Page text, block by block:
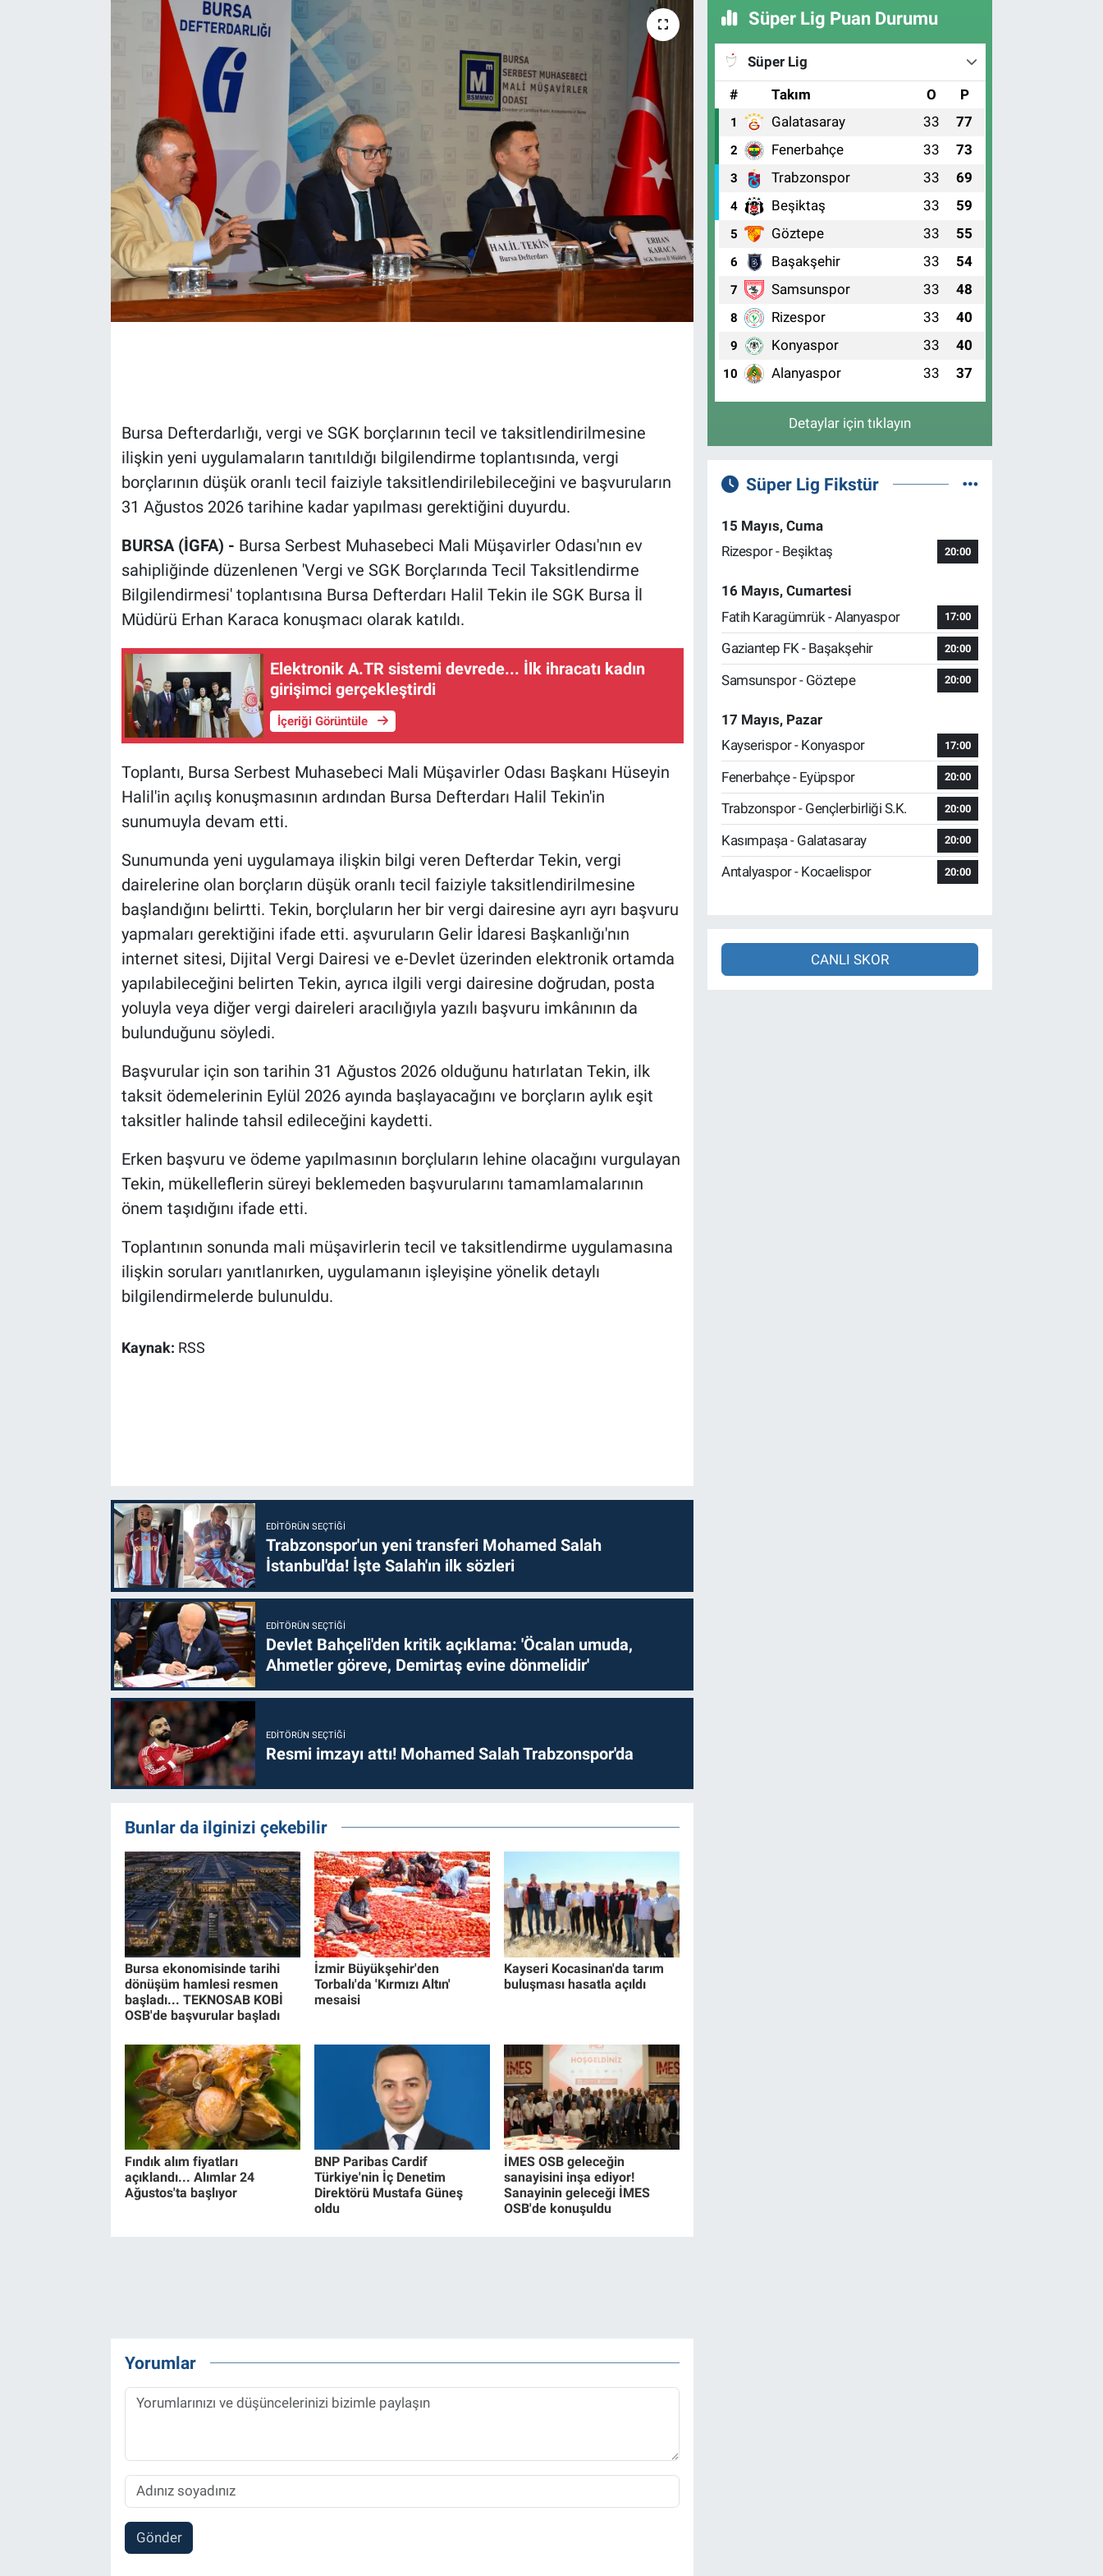
Bursa Defterdarlığı, vergi ve SGK borçlarının tecil ve taksitlendirilmesine
ilişkin yeni uygulamaların tanıtıldığı bilgilendirme toplantısında, vergi
borçlarının düşük oranlı tecil faiziyle taksitlendirilebileceğini ve başvuruların
31 Ağustos 2026 tarihine kadar yapılması gerektiğini duyurdu.
BURSA (İGFA) - Bursa Serbest Muhasebeci Mali Müşavirler Odası'nın ev
sahipliğinde düzenlenen 'Vergi ve SGK Borçlarında Tecil Taksitlendirme
Bilgilendirmesi' toplantısına Bursa Defterdarı Halil Tekin ile SGK Bursa İl
Müdürü Erhan Karaca konuşmacı olarak katıldı.
Elektronik A.TR sistemi devrede... İlk ihracatı kadın
girişimci gerçekleştirdi
İçeriği Görüntüle
Toplantı, Bursa Serbest Muhasebeci Mali Müşavirler Odası Başkanı Hüseyin
Halil'in açılış konuşmasının ardından Bursa Defterdarı Halil Tekin'in
sunumuyla devam etti.
Sunumunda yeni uygulamaya ilişkin bilgi veren Defterdar Tekin, vergi
dairelerine olan borçların düşük oranlı tecil faiziyle taksitlendirilmesine
başlandığını belirtti. Tekin, borçluların her bir vergi dairesine ayrı ayrı başvuru
yapmaları gerektiğini ifade etti. aşvuruların Gelir İdaresi Başkanlığı'nın
internet sitesi, Dijital Vergi Dairesi ve e-Devlet üzerinden elektronik ortamda
yapılabileceğini belirten Tekin, ayrıca ilgili vergi dairesine doğrudan, posta
yoluyla veya diğer vergi daireleri aracılığıyla yazılı başvuru imkânının da
bulunduğunu söyledi.
Başvurular için son tarihin 31 Ağustos 2026 olduğunu hatırlatan Tekin, ilk
taksit ödemelerinin Eylül 2026 ayında başlayacağını ve borçların aylık eşit
taksitler halinde tahsil edileceğini kaydetti.
Erken başvuru ve ödeme yapılmasının borçluların lehine olacağını vurgulayan
Tekin, mükelleflerin süreyi beklemeden başvurularını tamamlamalarının
önem taşıdığını ifade etti.
Toplantının sonunda mali müşavirlerin tecil ve taksitlendirme uygulamasına
ilişkin soruları yanıtlanırken, uygulamanın işleyişine yönelik detaylı
bilgilendirmelerde bulunuldu.
Kaynak: RSS
EDITÖRÜN SEÇTIĞI
Trabzonspor'un yeni transferi Mohamed Salah
İstanbul'da! İşte Salah'ın ilk sözleri
EDITÖRÜN SEÇTIĞI
Devlet Bahçeli'den kritik açıklama: 'Öcalan umuda,
Ahmetler göreve, Demirtaş evine dönmelidir'
EDITÖRÜN SEÇTIĞI
Resmi imzayı attı! Mohamed Salah Trabzonspor'da
Bunlar da ilginizi çekebilir
Bursa ekonomisinde tarihi
dönüşüm hamlesi resmen
başladı... TEKNOSAB KOBİ
OSB'de başvurular başladı
İzmir Büyükşehir'den
Torbalı'da 'Kırmızı Altın'
mesaisi
Kayseri Kocasinan'da tarım
buluşması hasatla açıldı
Fındık alım fiyatları
açıklandı... Alımlar 24
Ağustos'ta başlıyor
BNP Paribas Cardif
Türkiye'nin İç Denetim
Direktörü Mustafa Güneş
oldu
İMES OSB geleceğin
sanayisini inşa ediyor!
Sanayinin geleceği İMES
OSB'de konuşuldu
Yorumlar
Gönder
Süper Lig Puan Durumu
Süper Lig
#
Takım O P
1 Galatasaray 33 77
2 Fenerbahçe 33 73
3 Trabzonspor 33 69
4 Beşiktaş 33 59
5 Göztepe 33 55
6 Başakşehir 33 54
7 Samsunspor 33 48
8 Rizespor 33 40
9 Konyaspor 33 40
10 Alanyaspor 33 37
Detaylar için tıklayın
Süper Lig Fikstür
15 Mayıs, Cuma
Rizespor - Beşiktaş
20:00
16 Mayıs, Cumartesi
Fatih Karagümrük - Alanyaspor
17:00
Gaziantep FK - Başakşehir 20:00
Samsunspor - Göztepe 20:00
17 Mayıs, Pazar
Kayserispor - Konyaspor
17:00
Fenerbahçe - Eyüpspor 20:00
Trabzonspor - Gençlerbirliği S.K. 20:00
Kasımpaşa - Galatasaray 20:00
Antalyaspor - Kocaelispor 20:00
CANLI SKOR